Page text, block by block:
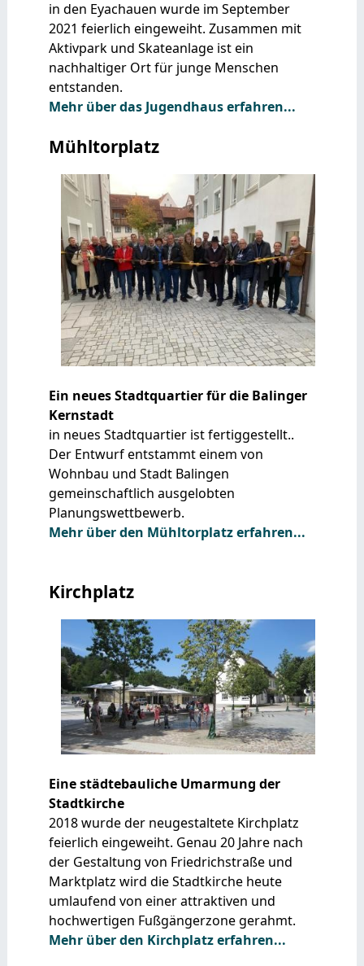
in den Eyachauen wurde im September
2021 feierlich eingeweiht. Zusammen mit
Aktivpark und Skateanlage ist ein
nachhaltiger Ort für junge Menschen
entstanden.
Mehr über das Jugendhaus erfahren...
Mühltorplatz
Ein neues Stadtquartier für die Balinger
Kernstadt
in neues Stadtquartier ist fertiggestellt..
Der Entwurf entstammt einem von
Wohnbau und Stadt Balingen
gemeinschaftlich ausgelobten
Planungswettbewerb.
Mehr über den Mühltorplatz erfahren...
Kirchplatz
Eine städtebauliche Umarmung der
Stadtkirche
2018 wurde der neugestaltete Kirchplatz
feierlich eingeweiht. Genau 20 Jahre nach
der Gestaltung von Friedrichstraße und
Marktplatz wird die Stadtkirche heute
umlaufend von einer attraktiven und
hochwertigen Fußgängerzone gerahmt.
Mehr über den Kirchplatz erfahren...